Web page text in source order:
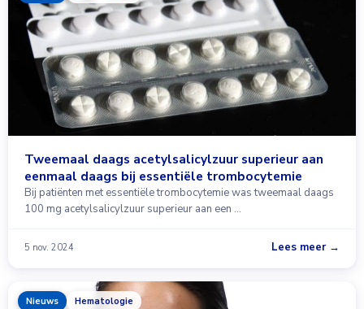
Tweemaal daags acetylsalicylzuur superieur aan
eenmaal daags bij essentiële trombocytemie
Bij patiënten met essentiële trombocytemie was tweemaal daags
100 mg acetylsalicylzuur superieur aan een …
5 nov. 2024 Lees meer →
Nieuws Hematologie